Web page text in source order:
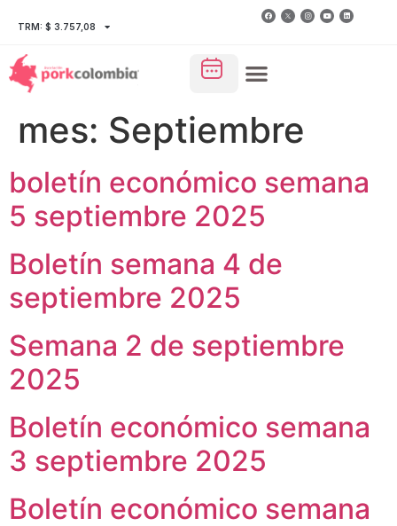
TRM: $ 3.757,08
mes: Septiembre
boletín económico semana
5 septiembre 2025
Boletín semana 4 de
septiembre 2025
Semana 2 de septiembre
2025
Boletín económico semana
3 septiembre 2025
Boletín económico semana